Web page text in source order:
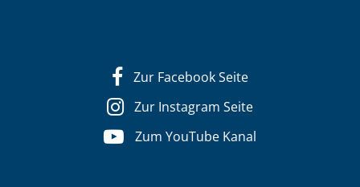
Zur Facebook Seite
Zur Instagram Seite
Zum YouTube Kanal